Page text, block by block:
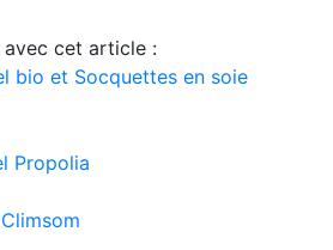
avec cet article :
bio et Socquettes en soie
Propolia